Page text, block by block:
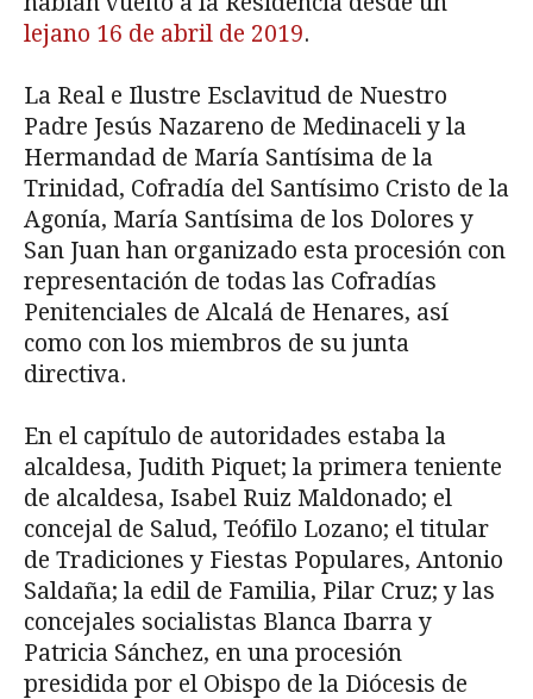
lejano 16 de abril de 2019.
La Real e Ilustre Esclavitud de Nuestro
Padre Jesús Nazareno de Medinaceli y la
Hermandad de María Santísima de la
Trinidad, Cofradía del Santísimo Cristo de la
Agonía, María Santísima de los Dolores y
San Juan han organizado esta procesión con
representación de todas las Cofradías
Penitenciales de Alcalá de Henares, así
como con los miembros de su junta
directiva.
En el capítulo de autoridades estaba la
alcaldesa, Judith Piquet; la primera teniente
de alcaldesa, Isabel Ruiz Maldonado; el
concejal de Salud, Teófilo Lozano; el titular
de Tradiciones y Fiestas Populares, Antonio
Saldaña; la edil de Familia, Pilar Cruz; y las
concejales socialistas Blanca Ibarra y
Patricia Sánchez, en una procesión
presidida por el Obispo de la Diócesis de